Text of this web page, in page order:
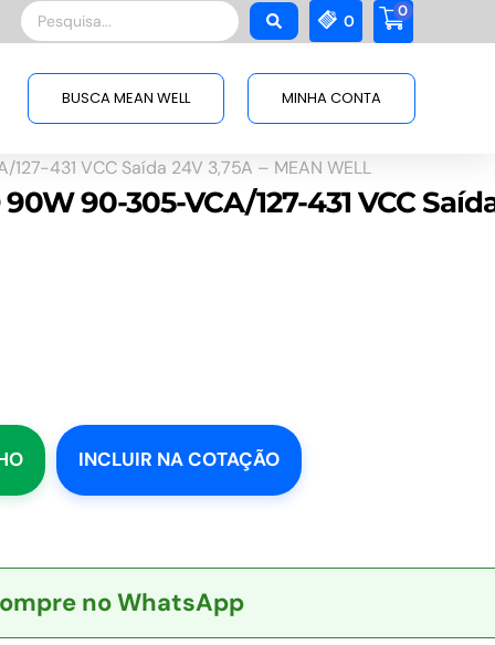
Pesquisar
...
0
0
BUSCA MEAN WELL MINHA CONTA
431 VCC Saída 24V 3,75A – MEAN WELL
90-305-VCA/127-431 VCC
INCLUIR NA COTAÇÃO
no WhatsApp